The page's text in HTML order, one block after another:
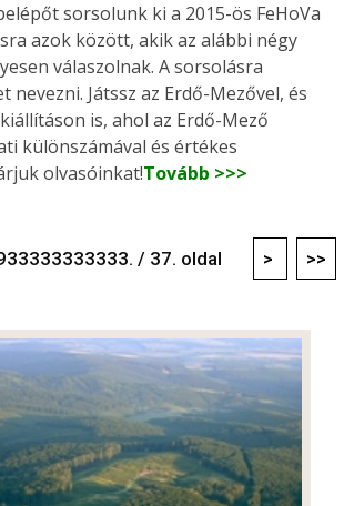
sorsolunk ki a 2015-ös FeHoVa
azok között, akik az alábbi négy
válaszolnak. A sorsolásra
nevezni. Játssz az Erdő-Mezővel, és
is, ahol az Erdő-Mező
különszámával és értékes
olvasóinkat!Tovább >>>
/ 37. oldal > >>